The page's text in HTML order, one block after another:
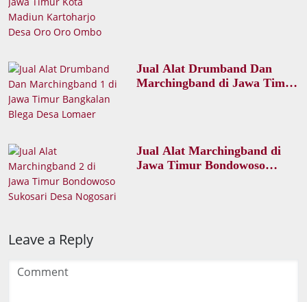
Jual Alat Drumband Dan
Marchingband di Jawa Timur
Jual Alat Marchingband di
Jawa Timur Bondowoso
Leave a Reply